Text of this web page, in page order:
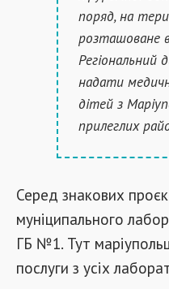
поряд, на
розташоване
надати
дітей з
прилеглих
Серед знакових
муніципального
ГБ №1. Тут
послуги з усіх